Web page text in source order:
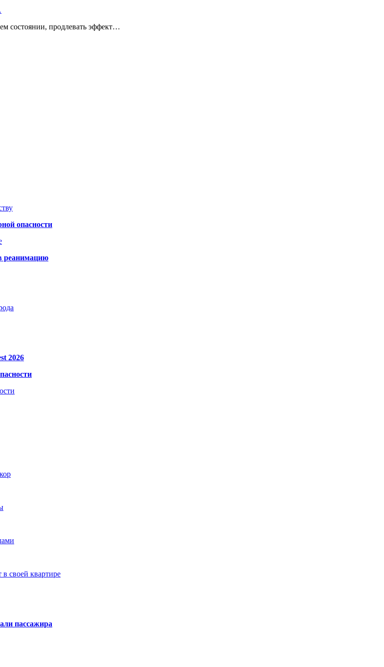
состоянии, продлевать эффект…
опасности
реанимацию
2026
своей квартире
пассажира